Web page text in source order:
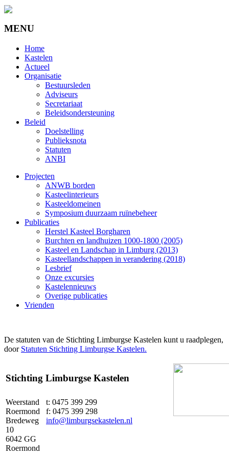
MENU
Home
Kastelen
Actueel
Organisatie
Bestuursleden
Adviseurs
Secretariaat
Beleidsondersteuning
Beleid
Doelstelling
Publieksnota
Statuten
ANBI
Projecten
ANWB borden
Kasteelinterieurs
Kasteeldomeinen
Symposium duurzaam ruïnebeheer
Publicaties
Herstel Kasteel Borgharen
Burchten en landhuizen 1000-1800 (2005)
Kasteel en Landschap in Limburg (2013)
Kasteellandschappen in verandering (2018)
Lesbrief
Onze excursies
Kastelennieuws
Overige publicaties
Vrienden
De statuten van de Stichting Limburgse Kastelen kunt u raadplegen,
door Statuten Stichting Limburgse Kastelen.
Stichting Limburgse Kastelen
Weerstand
Roermond
Bredeweg
10
6042 GG
Roermond
t: 0475 399 299
f: 0475 399 298
info@limburgsekastelen.nl